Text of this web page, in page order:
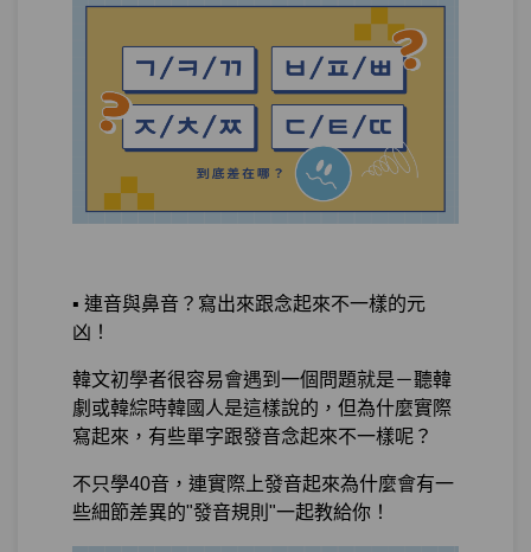
隨堂小考6
單元4 안 V vs. 못V
第15章：
噓寒問暖聊近況：어머！我可以說這麼長
的句子了？（過去式）
測驗1
單元2 我在漢江和朴寶劍吃炸雞：-에서
在，-하고和
14:46
單元3 星期六晚上我和朴寶劍在漢江吃了
炸雞配啤酒：時間助詞-에
11:48
▪️ 連音與鼻音？寫出來跟念起來不一樣的元
凶！
韓文初學者很容易會遇到一個問題就是－聽韓
劇或韓綜時韓國人是這樣說的，但為什麼實際
寫起來，有些單字跟發音念起來不一樣呢？
不只學40音，連實際上發音起來為什麼會有一
些細節差異的"發音規則"一起教給你！